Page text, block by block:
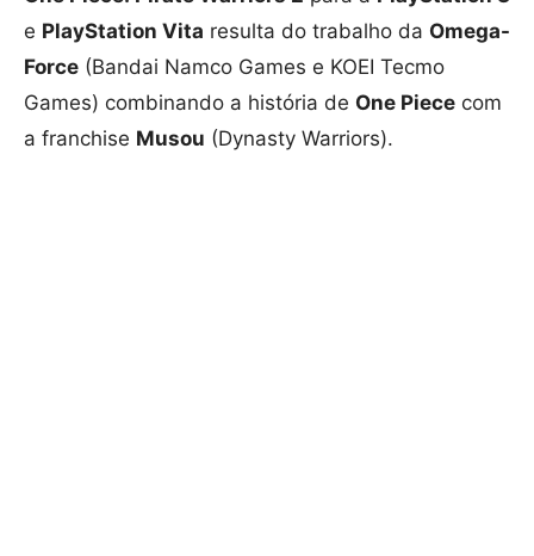
e PlayStation Vita resulta do trabalho da Omega-
Force (Bandai Namco Games e KOEI Tecmo
Games) combinando a história de One Piece com
a franchise Musou (Dynasty Warriors).